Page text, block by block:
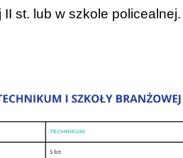
st. lub w szkole policealnej.